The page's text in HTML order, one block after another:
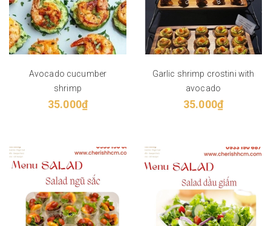
Avocado cucumber
shrimp
35.000₫
Garlic shrimp crostini with
avocado
35.000₫